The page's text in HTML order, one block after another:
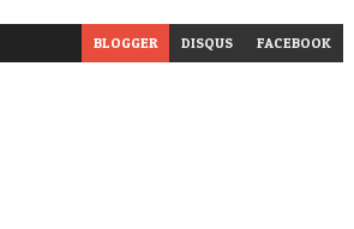
BLOGGER DISQUS FACEBOOK